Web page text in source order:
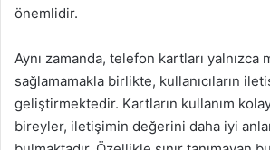
önemlidir.
Aynı zamanda, telefon kartları yalnızca
sağlamamakla birlikte, kullanıcıların
geliştirmektedir. Kartların kullanım
bireyler, iletişimin değerini daha iyi